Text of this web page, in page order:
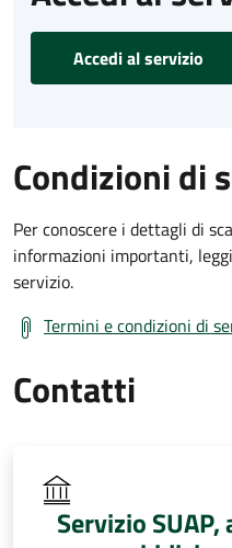
Accedi al servizio
Condizioni di
Per conoscere i dettagli di
informazioni importanti,
servizio.
Termini e condizioni di
Contatti
Servizio